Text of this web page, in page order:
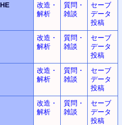
改造・
解析
質問・
雑談
セーブ
データ
投稿
改造・
解析
質問・
雑談
セーブ
データ
投稿
改造・
解析
質問・
雑談
セーブ
データ
投稿
改造・
解析
質問・
雑談
セーブ
データ
投稿